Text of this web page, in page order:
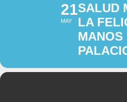
21
MAY
SALUD
LA
MANOS